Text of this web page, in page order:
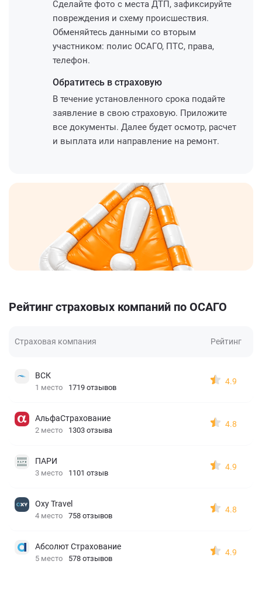
Сделайте фото с места ДТП, зафиксируйте
повреждения и схему происшествия.
Обменяйтесь данными со вторым
участником: полис ОСАГО, ПТС, права,
телефон.
Обратитесь в страховую
В течение установленного срока подайте
заявление в свою страховую. Приложите
все документы. Далее будет осмотр, расчет
и выплата или направление на ремонт.
Рейтинг страховых компаний по ОСАГО
Страховая компания Рейтинг
ВСК
1 место 1719 отзывов
4.9
АльфаСтрахование
2 место 1303 отзыва
4.8
ПАРИ
3 место 1101 отзыв
4.9
Oxy Travel
4 место 758 отзывов
4.8
Абсолют Страхование
5 место 578 отзывов
4.9